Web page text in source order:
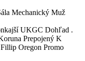
Mechanický Muž
UKGC Dohľad .
Prepojený K
Oregon Promo